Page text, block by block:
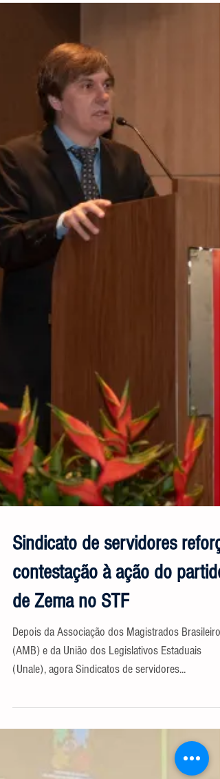
Bolsonaro
O que está planejando o presidente Bolsonaro: um
golpe ou só brinca com fogo para intimidar e
emparedar as instituições democráticas? As dua
Sindicato de servidores reforça
contestação à ação do partido